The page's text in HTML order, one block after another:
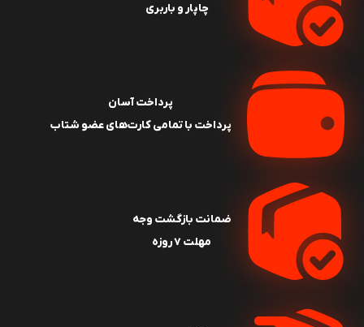
چاپار و باربری
پرداخت آسان
پرداخت با تمامی کارت‌های عضو شتاب
ضمانت بازگشت وجه
مهلت ۷ روزه